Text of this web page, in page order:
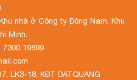
nhà ở Công ty Đông Nam, Khu
Minh.
19899
LK3-18, KĐT DATQUANG